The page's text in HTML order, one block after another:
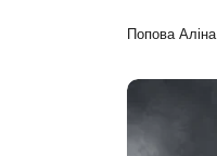
Попова Аліна